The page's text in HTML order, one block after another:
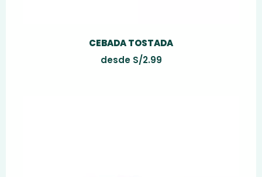
CEBADA TOSTADA
desde S/2.99